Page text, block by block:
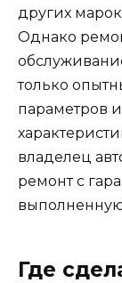
других
Однако
только
параметров
владелец
ремонт с
выполненную
Где